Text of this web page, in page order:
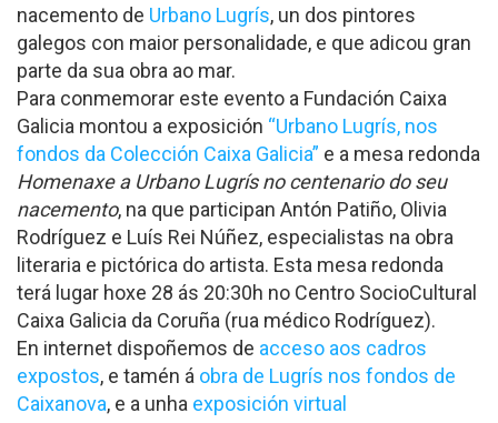
nacemento de Urbano Lugrís, un dos pintores
galegos con maior personalidade, e que adicou gran
parte da sua obra ao mar.
Para conmemorar este evento a Fundación Caixa
Galicia montou a exposición “Urbano Lugrís, nos
fondos da Colección Caixa Galicia” e a mesa redonda
Homenaxe a Urbano Lugrís no centenario do seu
nacemento, na que participan Antón Patiño, Olivia
Rodríguez e Luís Rei Núñez, especialistas na obra
literaria e pictórica do artista. Esta mesa redonda
terá lugar hoxe 28 ás 20:30h no Centro SocioCultural
Caixa Galicia da Coruña (rua médico Rodríguez).
En internet dispoñemos de acceso aos cadros
expostos, e tamén á obra de Lugrís nos fondos de
Caixanova, e a unha exposición virtual